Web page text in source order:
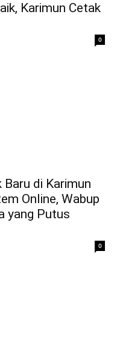
Karimun Cetak
0
di Karimun
Online, Wabup
yang Putus
0